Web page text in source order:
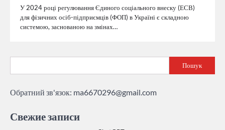
У 2024 році регулювання Єдиного соціального внеску (ЕСВ)
для фізичних осіб-підприємців (ФОП) в Україні є складною
системою, заснованою на змінах…
Пошук
Обратний зв'язок: ma6670296@gmail.com
Свежие записи